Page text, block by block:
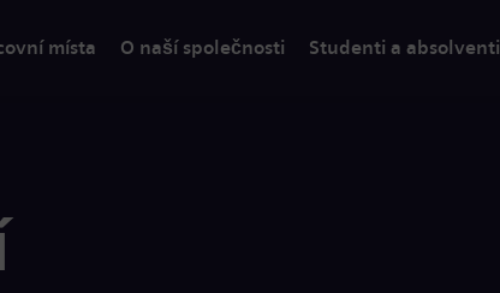
místa O naší společnosti Studenti a absolventi